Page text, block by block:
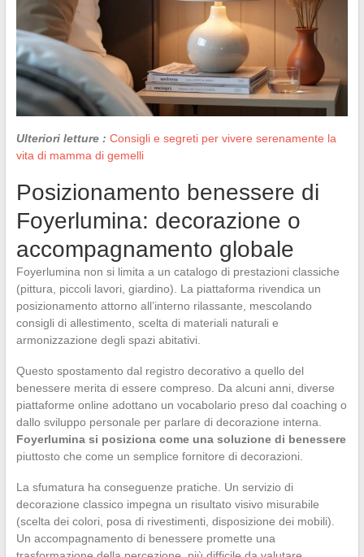
Ulteriori letture : Consigli e segreti per vivere serenamente la
vita di mamma di gemelli
Posizionamento benessere di
Foyerlumina: decorazione o
accompagnamento globale
Foyerlumina non si limita a un catalogo di prestazioni classiche
(pittura, piccoli lavori, giardino). La piattaforma rivendica un
posizionamento attorno all’interno rilassante, mescolando
consigli di allestimento, scelta di materiali naturali e
armonizzazione degli spazi abitativi.
Questo spostamento dal registro decorativo a quello del
benessere merita di essere compreso. Da alcuni anni, diverse
piattaforme online adottano un vocabolario preso dal coaching o
dallo sviluppo personale per parlare di decorazione interna.
Foyerlumina si posiziona come una soluzione di benessere
piuttosto che come un semplice fornitore di decorazioni.
La sfumatura ha conseguenze pratiche. Un servizio di
decorazione classico impegna un risultato visivo misurabile
(scelta dei colori, posa di rivestimenti, disposizione dei mobili).
Un accompagnamento di benessere promette una